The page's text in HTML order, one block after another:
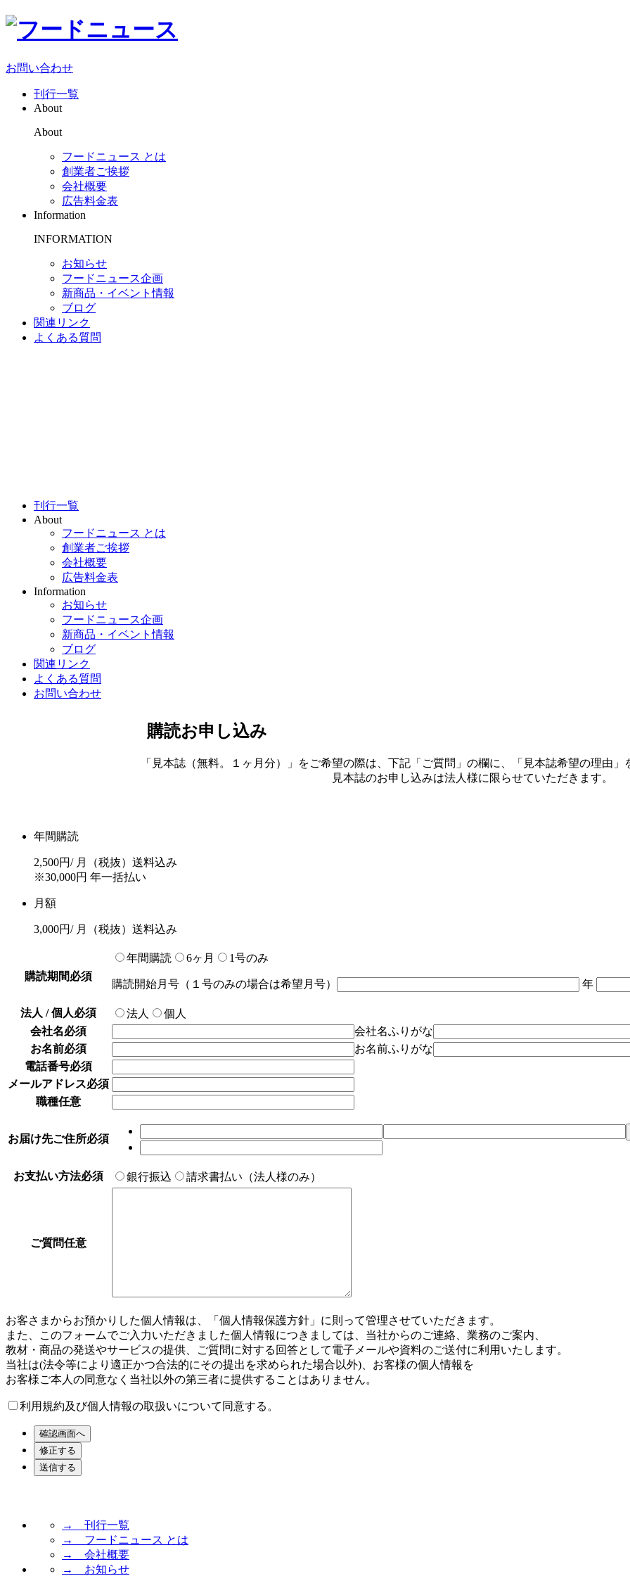
お問い合わせ
刊行一覧
About
About
フードニュース とは
創業者ご挨拶
会社概要
広告料金表
Information
INFORMATION
お知らせ
フードニュース企画
新商品・イベント情報
ブログ
関連リンク
よくある質問
刊行一覧
About
フードニュース とは
創業者ご挨拶
会社概要
広告料金表
Information
お知らせ
フードニュース企画
新商品・イベント情報
ブログ
関連リンク
よくある質問
お問い合わせ
購読お申し込み
「見本誌（無料。１ヶ月分）」をご希望の際は、下記「ご質問」の欄に、「見本誌希望の理由
見本誌のお申し込みは法人様に限らせていただきます。
年間購読
2,500円/ 月
（税抜）送料込み
※30,000円 年一括払い
月額
3,000円/ 月 （税抜）送料込み
購読期間必須
年間購読 6ヶ月 1号のみ
購読開始月号（１号のみの場合は希望月号） 年
法人 / 個人必須 法人
個人
会社名必須
会社名ふりがな
お名前必須
お名前ふりがな
電話番号必須
メールアドレス必須
職種任意
お届け先ご住所必須
お支払い方法必須 銀行振込 請求書払い（法人様のみ）
ご質問任意
お客さまからお預かりした個人情報は、「個人情報保護方針」に則って管理させていただきます。
また、このフォームでご入力いただきました個人情報につきましては、当社からのご連絡、業務のご案内、
教材・商品の発送やサービスの提供、ご質問に対する回答として電子メールや資料のご送付に利用いたします。
当社は(法令等により適正かつ合法的にその提出を求められた場合以外)、お客様の個人情報を
お客様ご本人の同意なく当社以外の第三者に提供することはありません。
利用規約及び個人情報の取扱いについて同意する。
→ 刊行一覧
→ フードニュース とは
→ 会社概要
→ お知らせ